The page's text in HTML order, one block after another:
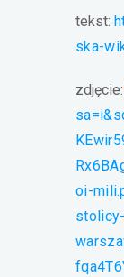
tekst:
ska-
zdjęcie:
oi-